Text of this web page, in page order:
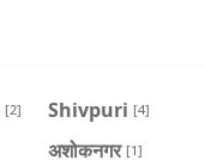
[2] Shivpuri [4]
अशोकनगर [1]